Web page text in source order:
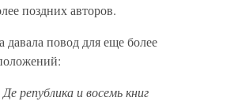
поздних авторов.
повод для еще более
република и восемь книг